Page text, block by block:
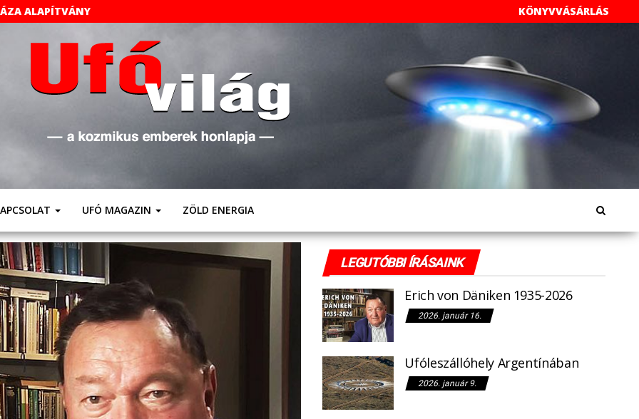
ALAPÍTVÁNY KÖNYVVÁSÁRLÁS
Emberek
Weboldala
UFÓ MAGAZIN ZÖLD ENERGIA
LEGUTÓBBI ÍRÁSAINK
Erich von Däniken 1935-2026
2026. január 16.
Ufóleszállóhely Argentínában
2026. január 9.